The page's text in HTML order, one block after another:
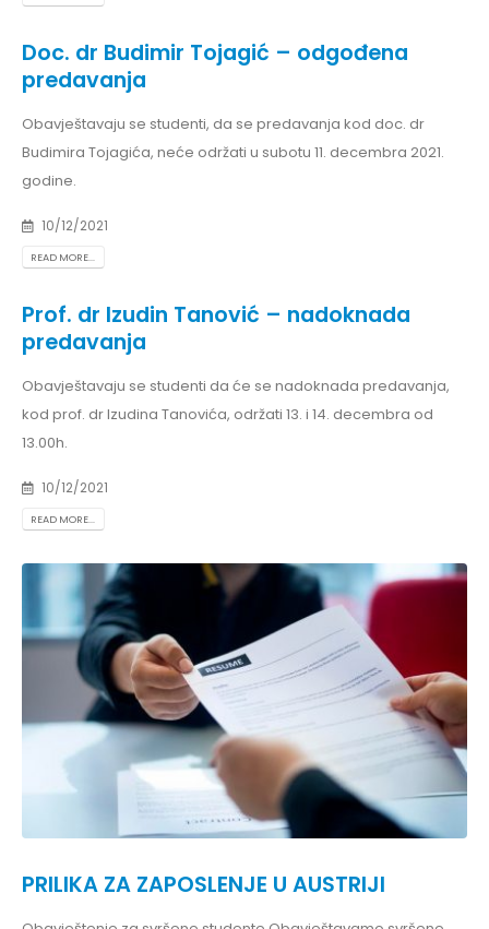
Doc. dr Budimir Tojagić – odgođena
predavanja
Obavještavaju se studenti, da se predavanja kod doc. dr
Budimira Tojagića, neće održati u subotu 11. decembra 2021.
godine.
10/12/2021
READ MORE...
Prof. dr Izudin Tanović – nadoknada
predavanja
Obavještavaju se studenti da će se nadoknada predavanja,
kod prof. dr Izudina Tanovića, održati 13. i 14. decembra od
13.00h.
10/12/2021
READ MORE...
PRILIKA ZA ZAPOSLENJE U AUSTRIJI